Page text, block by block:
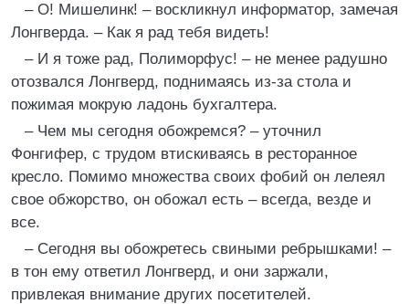
– О! Мишелинк! – воскликнул информатор, замечая
Лонгверда. – Как я рад тебя видеть!
– И я тоже рад, Полиморфус! – не менее радушно
отозвался Лонгверд, поднимаясь из-за стола и
пожимая мокрую ладонь бухгалтера.
– Чем мы сегодня обожремся? – уточнил
Фонгифер, с трудом втискиваясь в ресторанное
кресло. Помимо множества своих фобий он лелеял
свое обжорство, он обожал есть – всегда, везде и
все.
– Сегодня вы обожретесь свиными ребрышками! –
в тон ему ответил Лонгверд, и они заржали,
привлекая внимание других посетителей.